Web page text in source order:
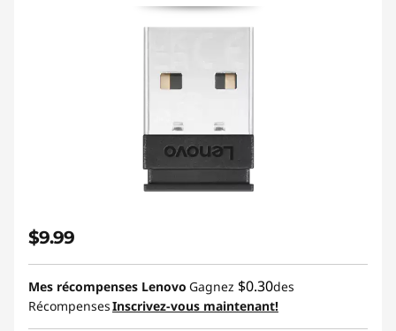
$9.99
Mes récompenses Lenovo Gagnez $0.30des
RécompensesInscrivez-vous maintenant!